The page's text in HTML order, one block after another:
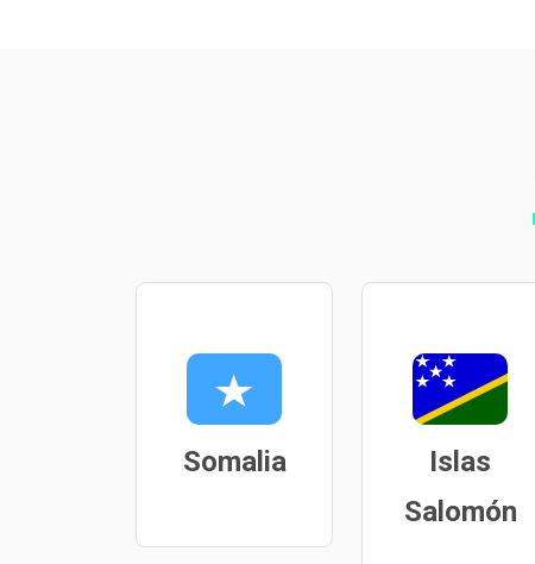
Somalia
Islas
Salomón